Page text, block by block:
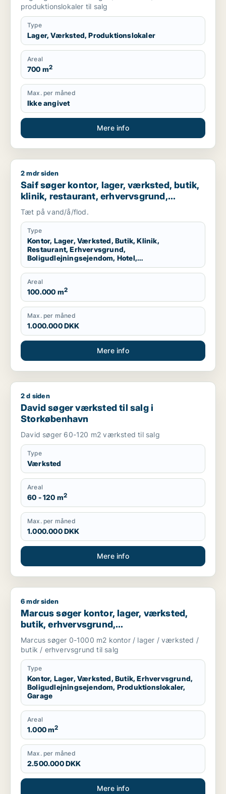
produktionslokaler til salg
Type
Lager, Værksted, Produktionslokaler
Areal
700 m2
Max. per måned
Ikke angivet
Mere info
Saif søger kontor, lager, værksted, butik, klinik, restaurant,
2 mdr siden
Saif søger kontor, lager, værksted, butik,
klinik, restaurant, erhvervsgrund,
boligudlejningsejendom, hotel,
produktionslokaler eller garage til salg i
Storkøbenhavn
Tæt på vand/å/flod.
Type
Kontor, Lager, Værksted, Butik, Klinik,
Restaurant, Erhvervsgrund,
Boligudlejningsejendom, Hotel,
Produktionslokaler, Garage
Areal
100.000 m2
Max. per måned
1.000.000 DKK
Mere info
David søger værksted til salg i Storkøbenhavn
2 d siden
David søger værksted til salg i
Storkøbenhavn
David søger 60-120 m2 værksted til salg
Type
Værksted
Areal
60 - 120 m2
Max. per måned
1.000.000 DKK
Mere info
Marcus søger kontor, lager, værksted, butik,
6 mdr siden
Marcus søger kontor, lager, værksted,
butik, erhvervsgrund,
boligudlejningsejendom,
produktionslokaler eller garage til salg i
Storkøbenhavn
Marcus søger 0-1000 m2 kontor / lager / værksted /
butik / erhvervsgrund til salg
Type
Kontor, Lager, Værksted, Butik, Erhvervsgrund,
Boligudlejningsejendom, Produktionslokaler,
Garage
Areal
1.000 m2
Max. per måned
2.500.000 DKK
Mere info